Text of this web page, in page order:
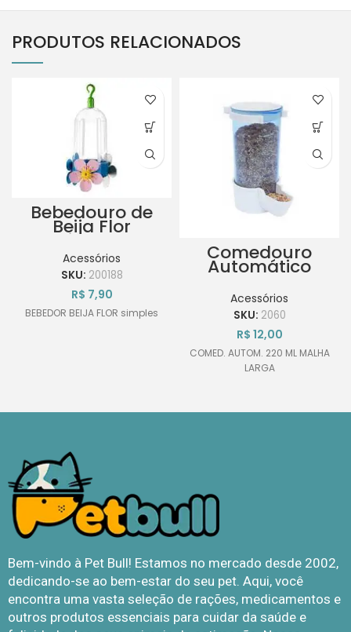
PRODUTOS RELACIONADOS
Bebedouro de
Beija Flor
Simples
Acessórios
SKU: 200188
R$ 7,90
BEBEDOR BEIJA FLOR simples
Comedouro
Automático
220ml
Acessórios
SKU: 2060
R$ 12,00
COMED. AUTOM. 220 ML MALHA
LARGA
Bem-vindo à Pet Bull! Estamos no mercado desde 2002,
dedicando-se ao bem-estar do seu pet. Aqui, você
encontra uma vasta seleção de rações, medicamentos e
outros produtos essenciais para cuidar da saúde e